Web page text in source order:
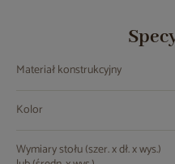
Materiał konstrukcyjny
Kolor
Wymiary stołu (szer. x dł. x wys.)